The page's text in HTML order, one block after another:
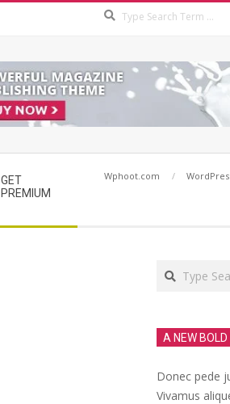
GET
PREMIUM
Wphoot.com
Search
A NEW BOLD
Donec pede
Vivamus